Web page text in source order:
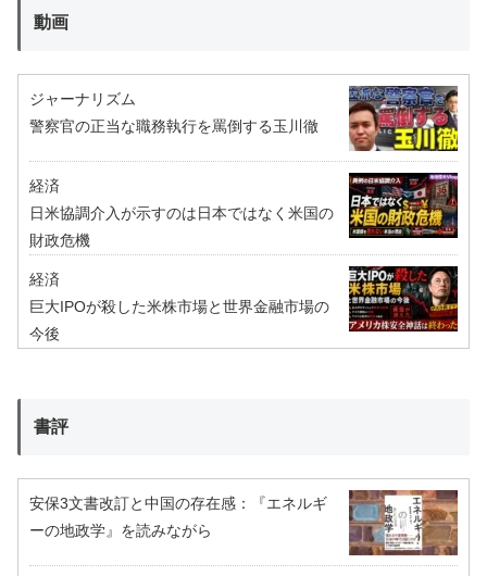
動画
ジャーナリズム
警察官の正当な職務執行を罵倒する玉川徹
経済
日米協調介入が示すのは日本ではなく米国の
財政危機
経済
巨大IPOが殺した米株市場と世界金融市場の
今後
書評
安保3文書改訂と中国の存在感：『エネルギ
ーの地政学』を読みながら